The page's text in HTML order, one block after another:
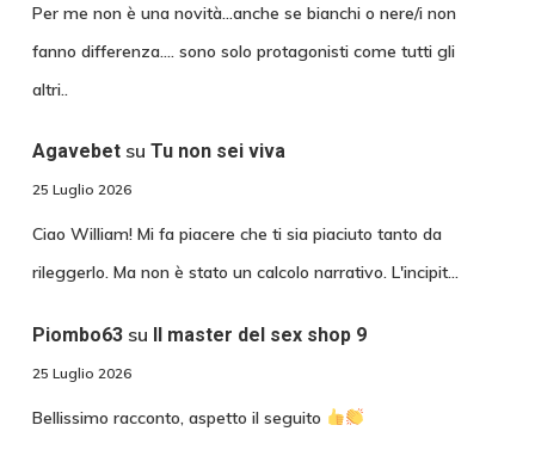
Per me non è una novità...anche se bianchi o nere/i non
fanno differenza.... sono solo protagonisti come tutti gli
altri..
Agavebetsu Tu non sei viva
25 Luglio 2026
Ciao William! Mi fa piacere che ti sia piaciuto tanto da
rileggerlo. Ma non è stato un calcolo narrativo. L'incipit…
Piombo63su Il master del sex shop 9
25 Luglio 2026
Bellissimo racconto, aspetto il seguito